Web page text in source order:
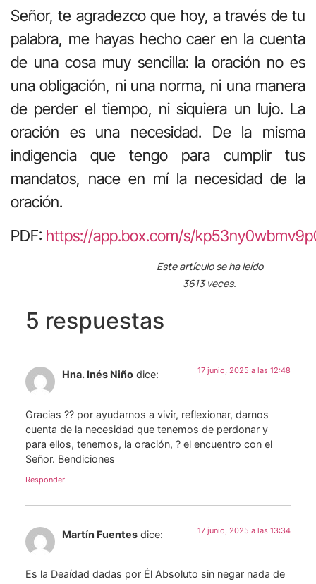
Señor, te agradezco que hoy, a través de tu
palabra, me hayas hecho caer en la cuenta
de una cosa muy sencilla: la oración no es
una obligación, ni una norma, ni una manera
de perder el tiempo, ni siquiera un lujo. La
oración es una necesidad. De la misma
indigencia que tengo para cumplir tus
mandatos, nace en mí la necesidad de la
oración.
PDF: https://app.box.com/s/
Este artículo se ha leído
3613 veces.
5 respuestas
Hna. Inés Niño dice: 17 junio, 2025 a las 12:48
Gracias ?? por ayudarnos a vivir, reflexionar, darnos
cuenta de la necesidad que tenemos de perdonar y
para ellos, tenemos, la oración, ? el encuentro con el
Señor. Bendiciones
Responder
Martín Fuentes dice: 17 junio, 2025 a las 13:34
Es la Deaídad dadas por Él Absoluto sin negar nada de